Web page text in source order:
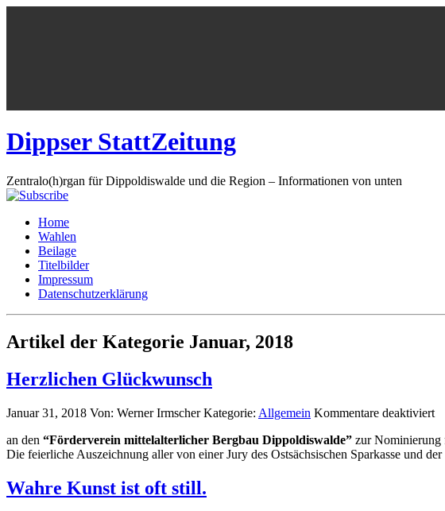
Dippser StattZeitung
Zentralo(h)rgan für Dippoldiswalde und die Region – Informationen von unten
Home
Wahlen
Beilage
Titelbilder
Impressum
Datenschutzerklärung
Artikel der Kategorie Januar, 2018
Herzlichen Glückwunsch
Januar 31, 2018 Von: Werner IrmscherKategorie: Allgemein Kommentare deaktiviert
an den “Förderverein mittelalterlicher Bergbau Dippoldiswalde” zur Nominierung
Die feierliche Auszeichnung aller von einer Jury des Ostsächsischen Sparkasse und
Wahre Kunst ist oft still.